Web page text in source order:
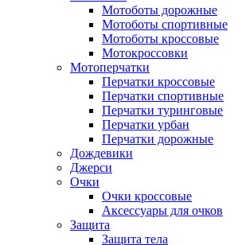
Мотоботы дорожные
Мотоботы спортивные
Мотоботы кроссовые
Мотокроссовки
Мотоперчатки
Перчатки кроссовые
Перчатки спортивные
Перчатки туринговые
Перчатки урбан
Перчатки дорожные
Дождевики
Джерси
Очки
Очки кроссовые
Аксессуары для очков
Защита
Защита тела